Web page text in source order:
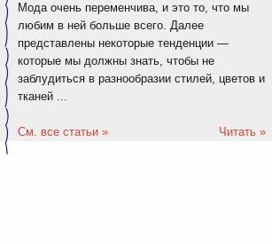
Мода очень переменчива, и это то, что мы
любим в ней больше всего. Далее
представлены некоторые тенденции —
которые мы должны знать, чтобы не
заблудиться в разнообразии стилей, цветов и
тканей ...
См. все статьи » Читать »